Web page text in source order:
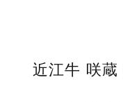
近江牛 咲蔵